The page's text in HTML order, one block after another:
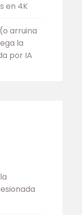
en 4K
arruina
la
por IA